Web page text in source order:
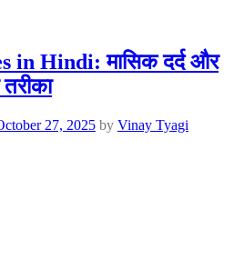
in Hindi: मासिक दर्द और
27, 2025 by Vinay Tyagi